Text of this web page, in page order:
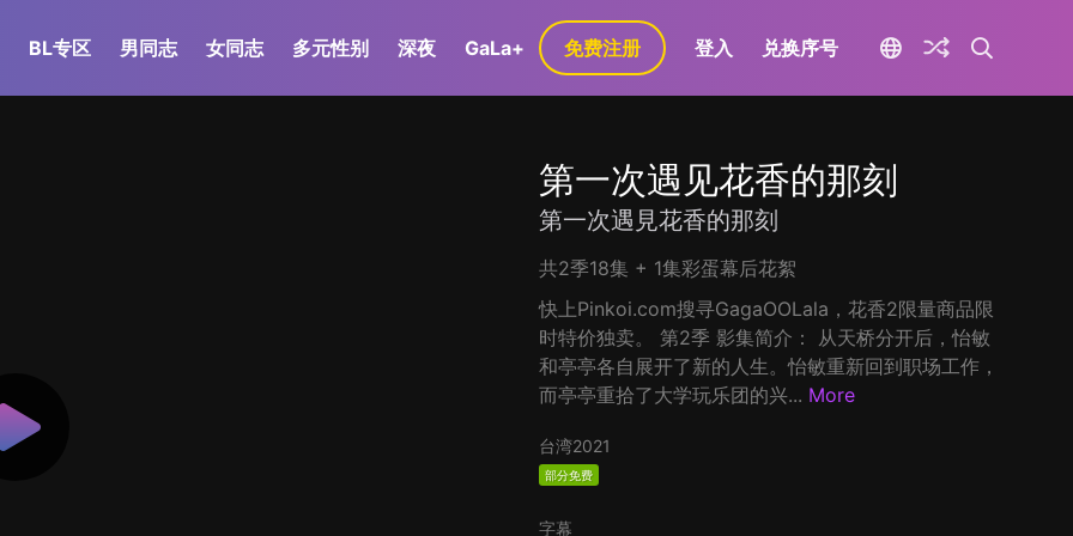
BL专区 男同志 女同志 多元性别 深夜 GaLa+ 免费注册 登入 兑换序号
第一次遇见花香的那刻
第一次遇見花香的那刻
共2季18集 + 1集彩蛋幕后花絮
快上Pinkoi.com搜寻GagaOOLala，花香2限量商品限
时特价独卖。 第2季 影集简介： 从天桥分开后，怡敏
和亭亭各自展开了新的人生。怡敏重新回到职场工作，
而亭亭重拾了大学玩乐团的兴... More
台湾2021
部分免费
字幕